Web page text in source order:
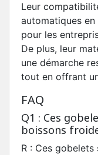
Leur
automatiques
pour les
De plus, leur
une démarche
tout en offrant
FAQ
Q1 : Ces
boissons
R : Ces